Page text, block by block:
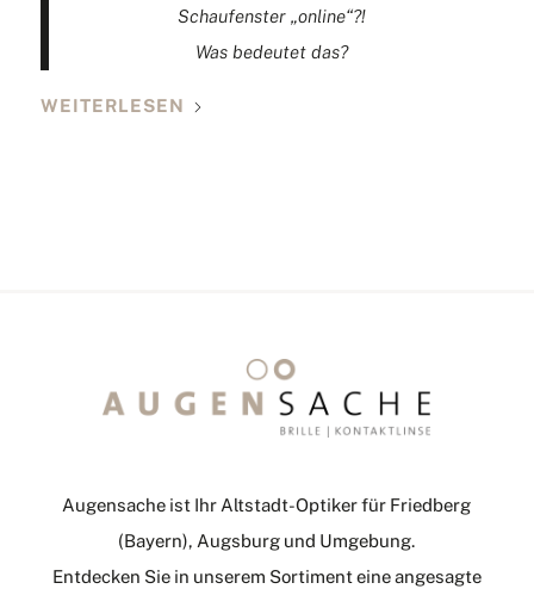
Schaufenster „online“?!
Was bedeutet das?
WEITERLESEN
Augensache ist Ihr Altstadt-Optiker für Friedberg
(Bayern), Augsburg und Umgebung.
Entdecken Sie in unserem Sortiment eine angesagte